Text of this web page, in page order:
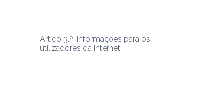
Artigo 3.º: Informações para os
utilizadores da Internet